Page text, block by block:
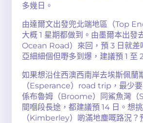
多幾日。
由達爾文出發兜北端地區（Top
大概 1 星期都做到。由墨爾本出發
Ocean Road）來回，預 3 日就差
亞細細個但嘢多到爆，建議預 1 至
如果想沿住西澳西南岸去埃斯佩蘭
（Esperance）road trip，最少
係布魯姆（Broome）同鯊魚灣（
間嗰段長途，都建議預 14 日。想
（Kimberley）啲滿地塵嘅路況？